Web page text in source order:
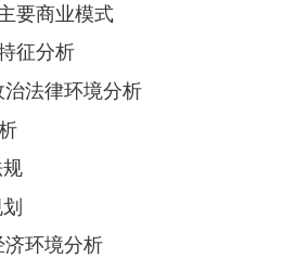
要商业模式
征分析
法律环境分析
济环境分析